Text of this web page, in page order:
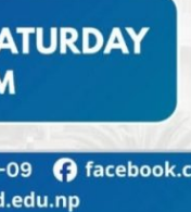
सहभागिता रहने छ।
प्रमाणपत्र प्राप्त गर्ने